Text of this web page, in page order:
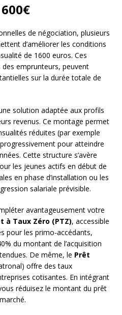
de négociation, plusieurs
d’améliorer les conditions
de 1600 euros. Ces
emprunteurs, peuvent
sur la durée totale de
solution adaptée aux profils
revenus. Ce montage permet
réduites (par exemple
pour atteindre
Cette structure s’avère
les jeunes actifs en début de
en phase d’installation ou les
salariale prévisible.
avantageusement votre
à Taux Zéro (PTZ), accessible
pour les primo-accédants,
du montant de l’acquisition
De même, le Prêt
offre des taux
cotisantes. En intégrant
réduisez le montant du prêt